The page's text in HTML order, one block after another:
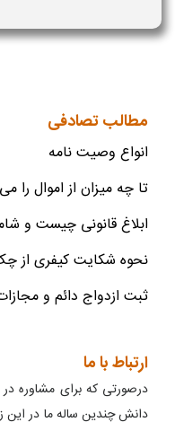
مطالب تصادفی
انواع وصیت نامه
تا چه میزان از اموال
ابلاغ قانونی چیست و
نحوه شکایت کیفری از
ثبت ازدواج دائم و
ارتباط با ما
درصورتی که برای مشاوره
دانش چندین ساله ما در این